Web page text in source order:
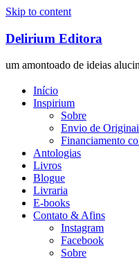
Skip to content
Delirium Editora
um amontoado de ideias
Início
Inspirium
Sobre
Envio de
Financiamento
Antologias
Livros
Blogue
Livraria
E-books
Contato & Afins
Instagram
Facebook
Sobre